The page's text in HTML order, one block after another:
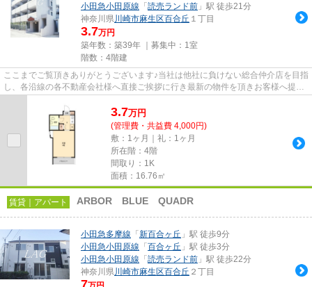
小田急小田原線 「 読売ランド前 」駅 徒歩21分
神奈川県川崎市麻生区百合丘 １丁目
3.7万円
築年数：築39年 ｜募集中： 1室
階数：4階建
ここまでご覧頂きありがとうございます♪当社は他社に負けない総合仲介店を目指
し、各沿線の各不動産会社様へ直接ご挨拶に行き最新の物件を頂きお客様へ提供
3.7万円
(管理費・共益費 4,000円)
敷：1ヶ月｜礼：1ヶ月
所在階：4階
間取り：1K
面積：16.76㎡
賃貸｜アパート ARBOR BLUE QUADR
小田急多摩線 「 新百合ヶ丘 」駅 徒歩9分
小田急小田原線 「 百合ヶ丘 」駅 徒歩3分
小田急小田原線 「 読売ランド前 」駅 徒歩22分
神奈川県川崎市麻生区百合丘 ２丁目
7